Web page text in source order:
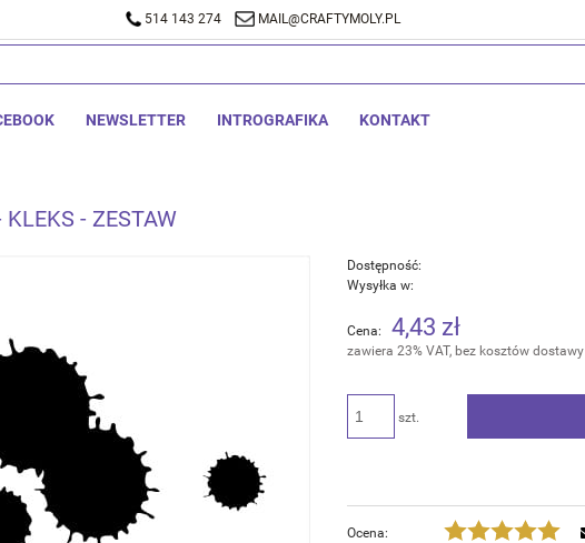
150 ZŁ 514 143 274 MAIL@CRAFTYMOLY.PL
NEWSLETTER INTROGRAFIKA KONTAKT
514 143 274 MAIL@CRAFTYMOLY.PL
- ZESTAW
Dostępność:
Wysyłka w:
Cena: 4,43 zł
zawiera 23% VAT, bez kosztów dostawy
szt.
Ocena: